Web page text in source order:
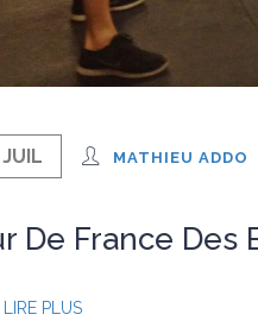
MATHIEU ADDO
De France Des
LIRE PLUS